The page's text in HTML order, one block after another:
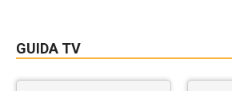
GUIDA TV